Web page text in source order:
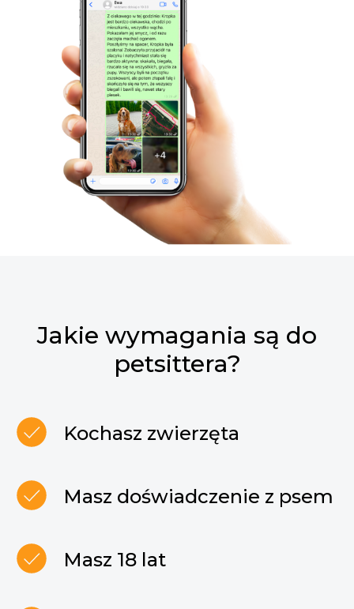
Jakie wymagania są do
petsittera?
Kochasz zwierzęta
Masz doświadczenie z psem
Masz 18 lat